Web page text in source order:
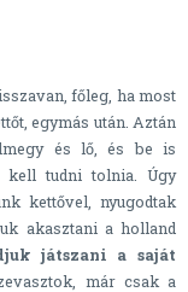
főleg, ha most
egymás után. Aztán
és lő, és be is
kell tudni tolnia. Úgy
kettővel, nyugodtak
akasztani a holland
játszani a saját
már csak a